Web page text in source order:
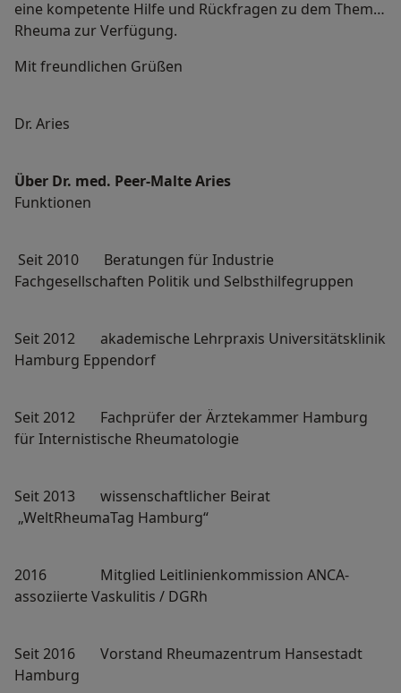
eine kompetente Hilfe und Rückfragen zu dem Thema
Rheuma zur Verfügung.
Mit freundlichen Grüßen
Dr. Aries
Über Dr. med. Peer-Malte Aries
Funktionen
Seit 2010 Beratungen für Industrie
Fachgesellschaften Politik und Selbsthilfegruppen
Seit 2012 akademische Lehrpraxis Universitätsklinik
Hamburg Eppendorf
Seit 2012 Fachprüfer der Ärztekammer Hamburg
für Internistische Rheumatologie
Seit 2013 wissenschaftlicher Beirat
„WeltRheumaTag Hamburg“
2016 Mitglied Leitlinienkommission ANCA-
assoziierte Vaskulitis / DGRh
Seit 2016 Vorstand Rheumazentrum Hansestadt
Hamburg